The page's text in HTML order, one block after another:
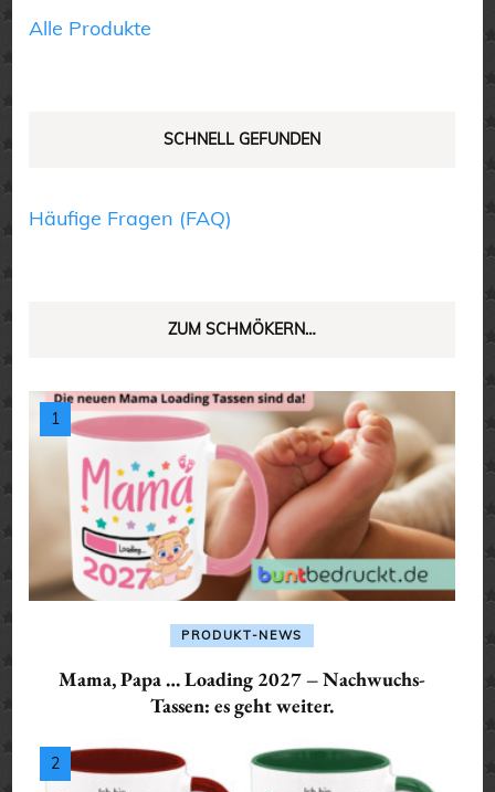
Alle Produkte
SCHNELL GEFUNDEN
Häufige Fragen (FAQ)
ZUM SCHMÖKERN…
PRODUKT-NEWS
Mama, Papa … Loading 2027 – Nachwuchs-
Tassen: es geht weiter.